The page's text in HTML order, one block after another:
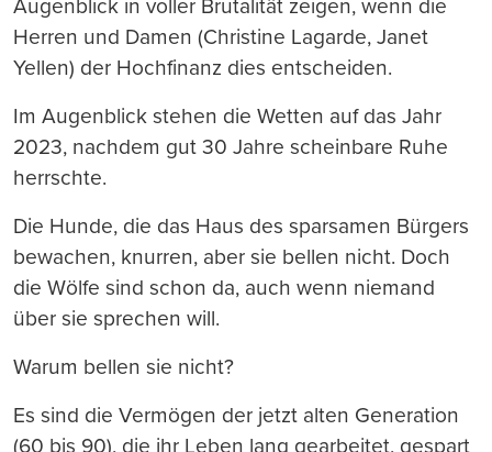
Augenblick in voller Brutalität zeigen, wenn die
Herren und Damen (Christine Lagarde, Janet
Yellen) der Hochfinanz dies entscheiden.
Im Augenblick stehen die Wetten auf das Jahr
2023, nachdem gut 30 Jahre scheinbare Ruhe
herrschte.
Die Hunde, die das Haus des sparsamen Bürgers
bewachen, knurren, aber sie bellen nicht. Doch
die Wölfe sind schon da, auch wenn niemand
über sie sprechen will.
Warum bellen sie nicht?
Es sind die Vermögen der jetzt alten Generation
(60 bis 90), die ihr Leben lang gearbeitet, gespart